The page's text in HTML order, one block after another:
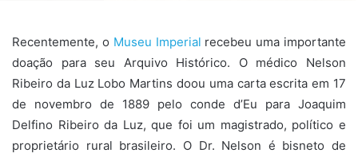
Recentemente, o Museu Imperial recebeu uma importante
doação para seu Arquivo Histórico. O médico Nelson
Ribeiro da Luz Lobo Martins doou uma carta escrita em 17
de novembro de 1889 pelo conde d’Eu para Joaquim
Delfino Ribeiro da Luz, que foi um magistrado, político e
proprietário rural brasileiro. O Dr. Nelson é bisneto de